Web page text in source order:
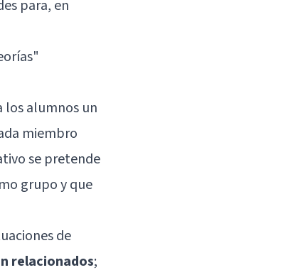
para, en
"
alumnos un
miembro
se pretende
grupo y que
de
relacionados;